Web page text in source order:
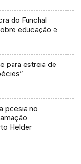
do Funchal
educação e
para estreia de
poesia no
Helder